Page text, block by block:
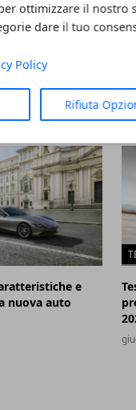
ottimizzare il nostro
dare il tuo
Policy
Rifiuta
delle
e
nuova auto